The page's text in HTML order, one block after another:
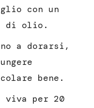
con un
di olio.
a dorarsi,
bene.
viva per 20